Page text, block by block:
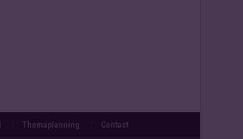
Themaplanning Contact